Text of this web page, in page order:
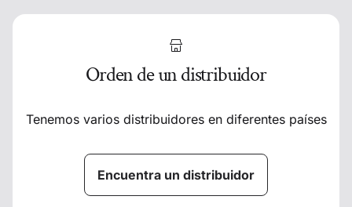
Orden de un distribuidor
Tenemos varios distribuidores en diferentes países
Encuentra un distribuidor